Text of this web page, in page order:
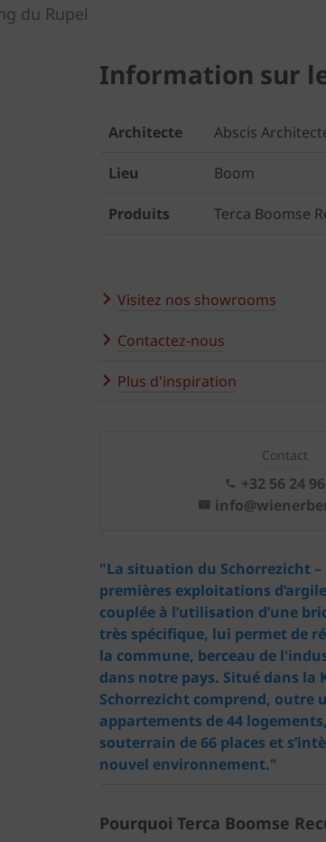
du Rupel
Information sur
Architecte Abscis
Lieu Boom
Produits Terca Boomse
Visitez nos showrooms
Contactez-nous
Plus d'inspiration
Contact
+32 56 24
"La situation du Schorrezicht –
premières exploitations
couplée à l’utilisation d’une
très spécifique, lui permet de
la commune, berceau de
dans notre pays. Situé dans la
Schorrezicht comprend, outre
appartements de 44
souterrain de 66 places et
nouvel environnement."
Pourquoi Terca Boomse